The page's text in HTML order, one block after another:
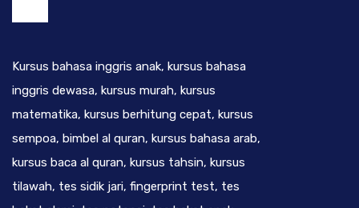
Kursus bahasa inggris anak, kursus bahasa
inggris dewasa, kursus murah, kursus
matematika, kursus berhitung cepat, kursus
sempoa, bimbel al quran, kursus bahasa arab,
kursus baca al quran, kursus tahsin, kursus
tilawah, tes sidik jari, fingerprint test, tes